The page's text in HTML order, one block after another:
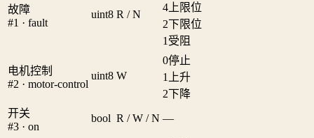
故障
#1 · fault
uint8 R / N
4 上限位
2下限位
1 受阻
电机控制
#2 · motor-control
uint8 W
0停止
1
上升
2下降
开关
#3 · on
bool R / W / N —